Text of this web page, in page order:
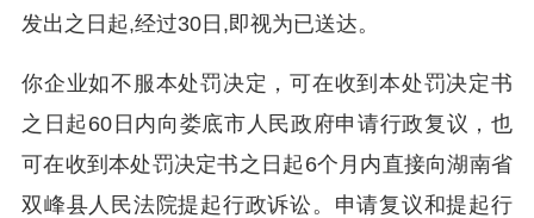
发出之日起,经过30日,即视为已送达。
你企业如不服本处罚决定，可在收到本处罚决定书
之日起60日内向娄底市人民政府申请行政复议，也
可在收到本处罚决定书之日起6个月内直接向湖南省
双峰县人民法院提起行政诉讼。申请复议和提起行